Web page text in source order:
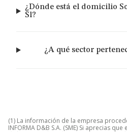
¿Dónde está el domicilio
Sl?
¿A qué sector
(1) La información de la empresa
INFORMA D&B S.A. (SME) Si aprecias